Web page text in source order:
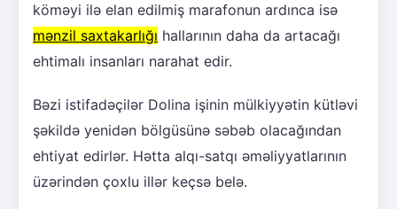
köməyi ilə elan edilmiş marafonun ardınca isə
mənzil saxtakarlığı hallarının daha da artacağı
ehtimalı insanları narahat edir.
Bəzi istifadəçilər Dolina işinin mülkiyyətin kütləvi
şəkildə yenidən bölgüsünə səbəb olacağından
ehtiyat edirlər. Hətta alqı-satqı əməliyyatlarının
üzərindən çoxlu illər keçsə belə.